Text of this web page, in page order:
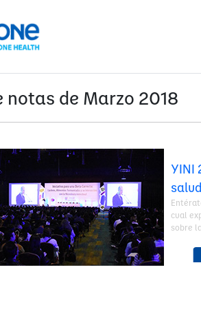
notas de Marzo 2018
YINI
cual
sobre